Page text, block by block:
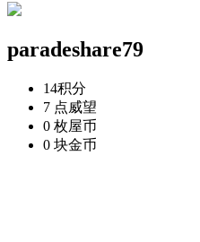
paradeshare79
14积分
7 点威望
0 枚屋币
0 块金币